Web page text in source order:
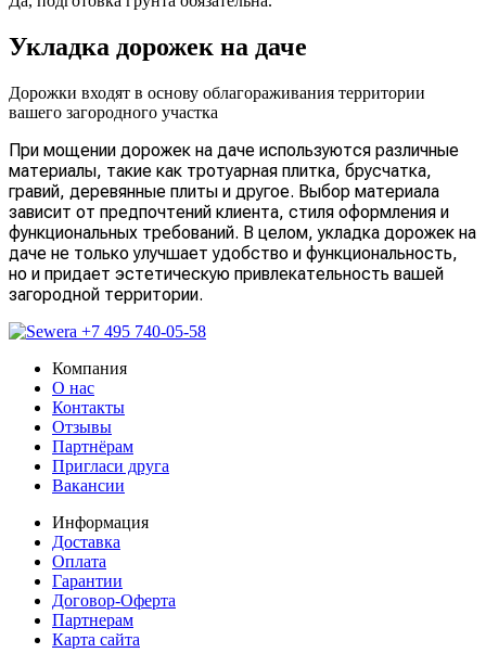
Укладка дорожек на даче
Дорожки входят в основу облагораживания территории
вашего загородного участка
При мощении дорожек на даче используются различные
материалы, такие как тротуарная плитка, брусчатка,
гравий, деревянные плиты и другое. Выбор материала
зависит от предпочтений клиента, стиля оформления и
функциональных требований. В целом, укладка дорожек на
даче не только улучшает удобство и функциональность,
но и придает эстетическую привлекательность вашей
загородной территории.
+7 495 740-05-58
Компания
О нас
Контакты
Отзывы
Партнёрам
Пригласи друга
Вакансии
Информация
Доставка
Оплата
Гарантии
Договор-Оферта
Партнерам
Карта сайта